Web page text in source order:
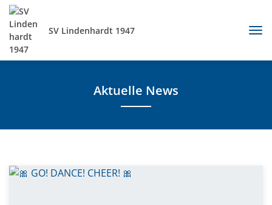
SV Lindenhardt 1947
Aktuelle News